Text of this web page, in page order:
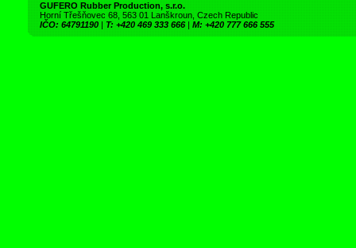
GUFERO Rubber Production, s.r.o.
Horní Třešňovec 68, 563 01 Lanškroun, Czech Republic
IČO: 64791190 | T: +420 469 333 666 | M: +420 777 666 555